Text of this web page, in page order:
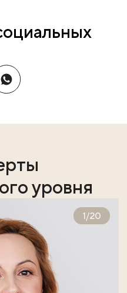
уровня
1/20